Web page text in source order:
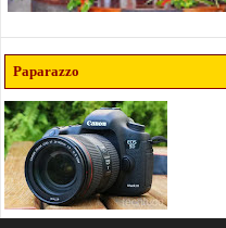
Paparazzo